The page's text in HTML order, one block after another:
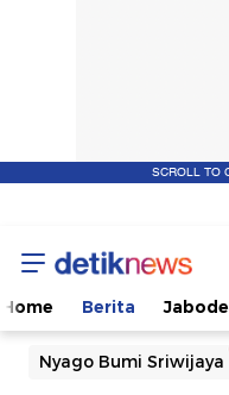
SCROLL TO
Home Berita
Nyago Bumi Sriwijaya